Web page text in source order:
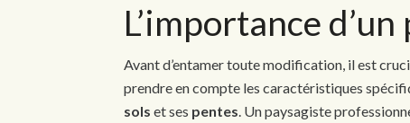
L’importance
Avant d’entamer toute modification, il est
prendre en compte les caractéristiques
sols et ses pentes. Un paysagiste